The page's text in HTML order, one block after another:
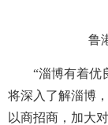
鲁港
“淄博有着优良
将深入了解淄博
以商招商，加大